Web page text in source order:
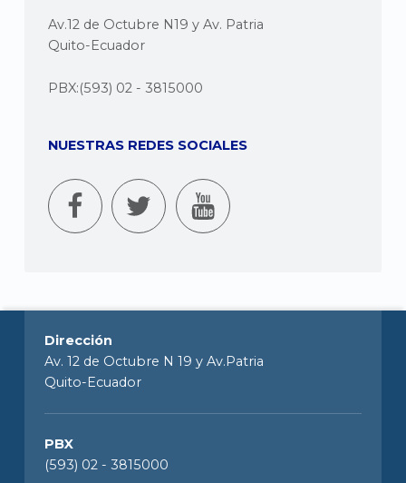
Av.12 de Octubre N19 y Av. Patria
Quito-Ecuador
PBX:(593) 02 - 3815000
NUESTRAS REDES SOCIALES
Dirección
Av. 12 de Octubre N 19 y Av.Patria
Quito-Ecuador
PBX
(593) 02 - 3815000